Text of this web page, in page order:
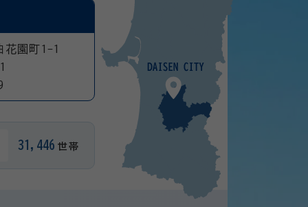
花園町1-1
31,446 世帯